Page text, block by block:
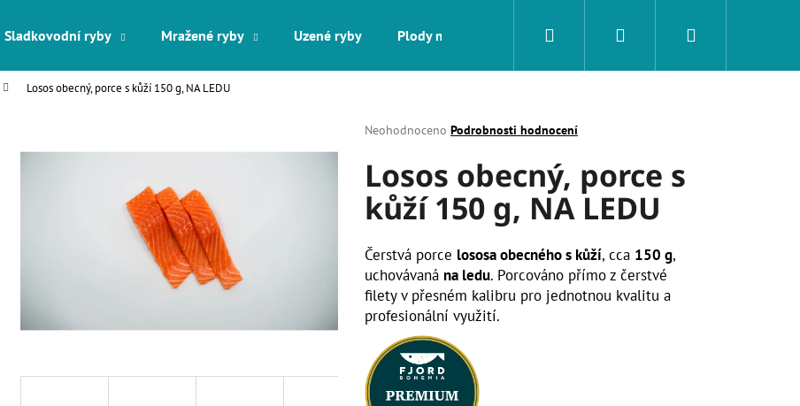
Sladkovodní ryby Mražené ryby Uzené ryby Plody moře Sushi Na gril a pánev
Přihlášení
Losos obecný, porce s kůží 150 g, NA LEDU
Průměrné
produktu
je
0,0
hvězdiček.
Neohodnoceno Podrobnosti hodnocení
Losos obecný, porce s
kůží 150 g, NA LEDU
Čerstvá porce lososa obecného s kůží, cca 150 g,
uchovávaná na ledu. Porcováno přímo z čerstvé
filety v přesném kalibru pro jednotnou kvalitu a
profesionální využití.
Co potřebujete najít?
Doporučujeme